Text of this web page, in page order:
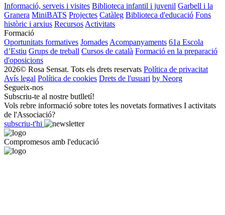
Informació, serveis i visites Biblioteca infantil i juvenil Garbell i la
Granera MiniBATS Projectes Catàleg Biblioteca d'educació Fons
històric i arxius Recursos Activitats
Formació
Oportunitats formatives Jornades Acompanyaments 61a Escola
d’Estiu Grups de treball Cursos de català Formació en la preparació
d'oposicions
2026© Rosa Sensat. Tots els drets reservats Política de privacitat
Avís legal Política de cookies Drets de l'usuari by Neorg
Segueix-nos
Subscriu-te al nostre butlletí!
Vols rebre informació sobre totes les novetats formatives I activitats
de l'Associació?
subscriu-t'hi
Compromesos amb l'educació